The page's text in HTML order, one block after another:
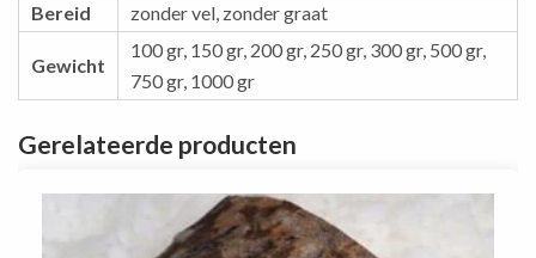
Bereid zonder vel, zonder graat
Gewicht
100 gr, 150 gr, 200 gr, 250 gr, 300 gr, 500 gr,
750 gr, 1000 gr
Gerelateerde producten